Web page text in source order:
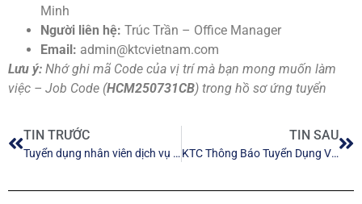
Minh
Người liên hệ: Trúc Trần – Office Manager
Email: admin@ktcvietnam.com
Lưu ý: Nhớ ghi mã Code của vị trí mà bạn mong muốn làm
việc – Job Code (HCM250731CB) trong hồ sơ ứng tuyển
TIN TRƯỚC
Tuyển dụng nhân viên dịch vụ kế toán
TIN SAU
KTC Thông Báo Tuyển Dụng Vị Trí Nhân Viên Kiểm Toán Năm 2026